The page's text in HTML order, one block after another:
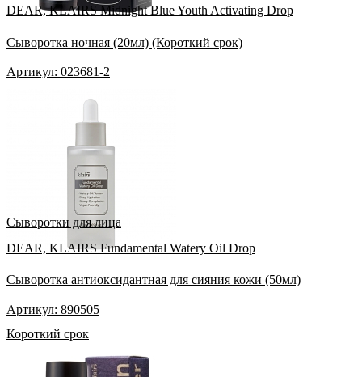
DEAR, KLAIRS Midnight Blue Youth Activating Drop
Сыворотка ночная (20мл) (Короткий срок)
Артикул: 023681-2
Сыворотки для лица
DEAR, KLAIRS Fundamental Watery Oil Drop
Сыворотка антиоксидантная для сияния кожи (50мл)
Артикул: 890505
Короткий срок